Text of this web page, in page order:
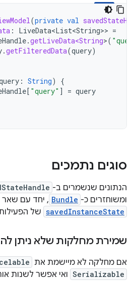
(private val
: LiveData<List<String>> =
.getLiveData<String>(
.getFilteredData(query)
: String)
{
[ "query" ] = query
סוגים נתמכים
הנתונים שנשמרים ב-
ומשוחזרים כ- Bundle , יחד עם שאר
savedInstanceState של
שמירת מחלקות שלא ניתן
אם מחלקה לא מיישמת את
Serializable ואי אפשר לשנות